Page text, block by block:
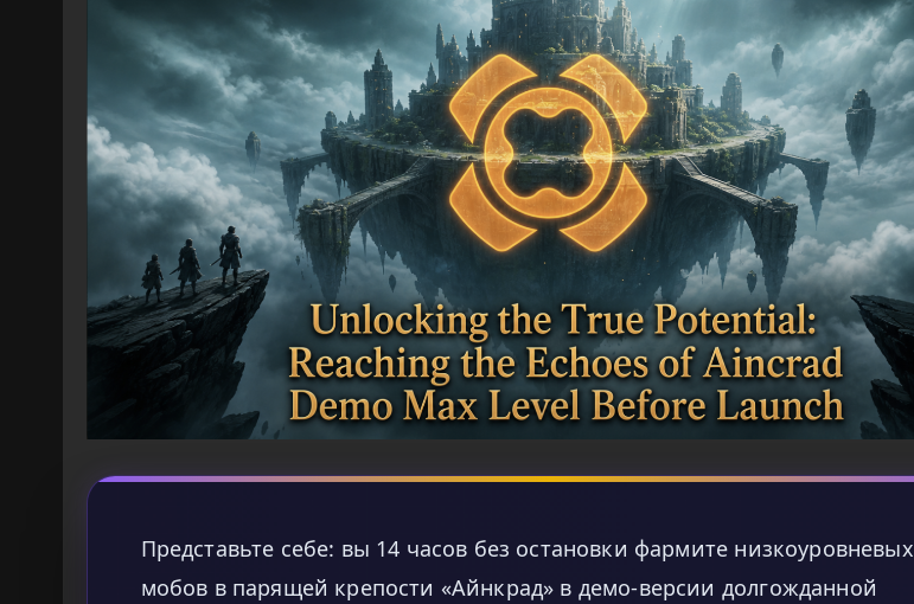
Представьте себе: вы 14 часов без остановки фармите низкоуровневых
мобов в парящей крепости «Айнкрад» в демо-версии долгожданной